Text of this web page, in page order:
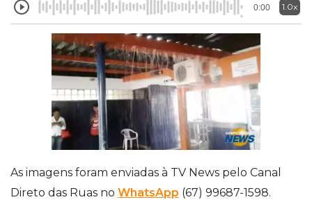
0:00 1.0x
As imagens foram enviadas à TV News pelo Canal
Direto das Ruas no WhatsApp (67) 99687-1598.